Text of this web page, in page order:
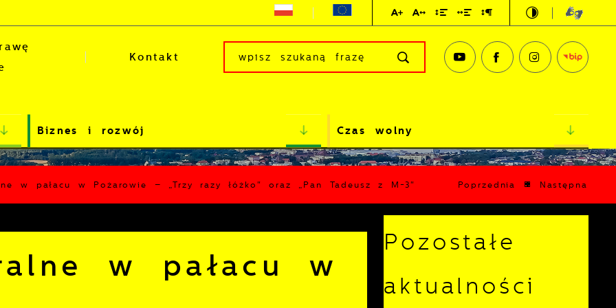
Kontakt
Biznes i rozwój Czas wolny
w pałacu w Pożarowie – „Trzy razy łóżko" oraz „Pan Tadeusz z M-3" Poprzednia Następna
w pałacu w
Pozostałe
aktualności